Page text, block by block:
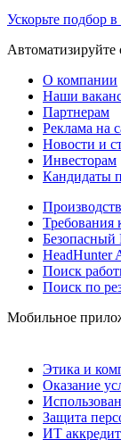
Ускорьте подбор
Автоматизируйте
О компании
Наши
Партнерам
Реклама на
Новости и
Инвесторам
Кандидаты
Безопасный
HeadHunter
Поиск
Поиск по
Мобильное
Этика и
Оказание
Защита
ИТ